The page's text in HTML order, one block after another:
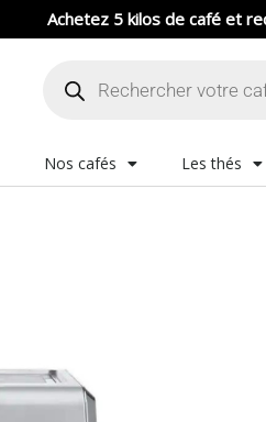
Achetez 5 kilos de café et
produits
Nos cafés Les thés